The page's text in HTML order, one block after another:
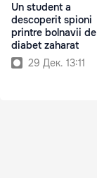
Un student a
descoperit spioni
printre bolnavii de
diabet zaharat
29 Дек. 13:11